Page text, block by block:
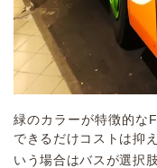
緑のカラーが特徴的な
できるだけコストは抑
いう場合はバスが選択